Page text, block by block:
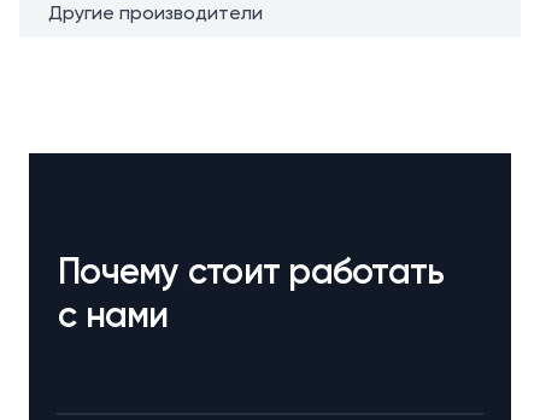
Другие производители
Почему стоит работать
с нами